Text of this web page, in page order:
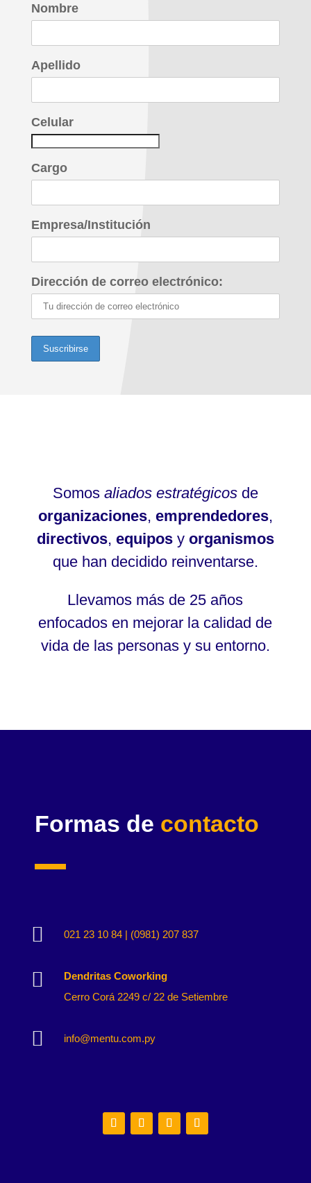
Nombre
Apellido
Celular
Cargo
Empresa/Institución
Dirección de correo electrónico:
Somos aliados estratégicosde
organizaciones, emprendedores,
directivos, equiposy organismos
que han decidido reinventarse.
Llevamos más de 25 años
enfocados en mejorar la calidad de
vida de las personas y su entorno.
Formas de contacto
 021 23 10 84 | (0981) 207 837

Dendritas Coworking
Cerro Corá 2249 c/ 22 de Setiembre
 info@mentu.com.py